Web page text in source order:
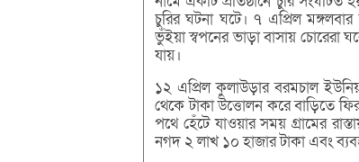
চুরির ঘটনা ঘটে। ৭ এপ্রিল
ভুঁইয়া স্বপনের ভাড়া বাসায় চোরেরা
যায়।
১২ এপ্রিল কুলাউড়ার বরমচাল
থেকে টাকা উত্তোলন করে বাড়িতে
পথে হেঁটে যাওয়ার সময় গ্রামের
নগদ ২ লাখ ১০ হাজার টাকা এবং